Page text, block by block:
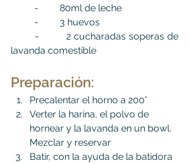
	-         80ml de leche
	-         3 huevos
lavanda comestible
Preparación:
Precalentar el horno a 200°
Verter la harina, el polvo de
hornear y la lavanda en un bowl.
Mezclar y reservar
Batir, con la ayuda de la batidora